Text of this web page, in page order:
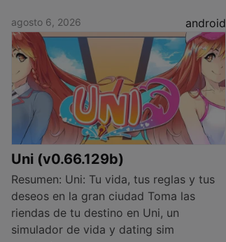
agosto 6, 2026 android
Uni (v0.66.129b)
Resumen: Uni: Tu vida, tus reglas y tus
deseos en la gran ciudad Toma las
riendas de tu destino en Uni, un
simulador de vida y dating sim